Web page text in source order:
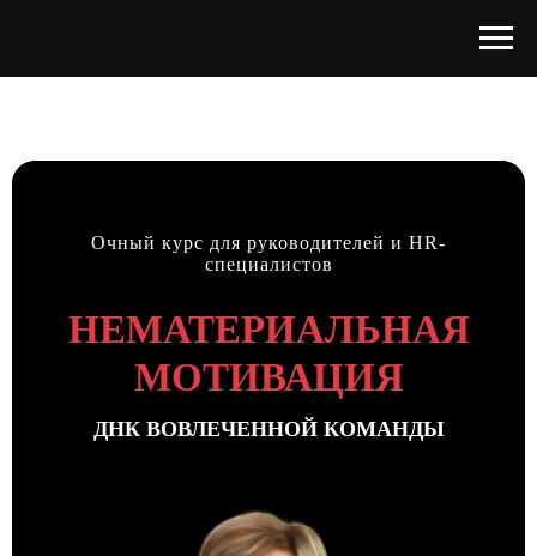
Очный курс для руководителей и HR-
специалистов
НЕМАТЕРИАЛЬНАЯ
МОТИВАЦИЯ
ДНК ВОВЛЕЧЕННОЙ КОМАНДЫ